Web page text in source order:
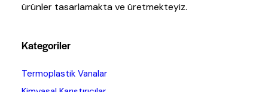
ürünler tasarlamakta ve üretmekteyiz.
Kategoriler
Termoplastik Vanalar